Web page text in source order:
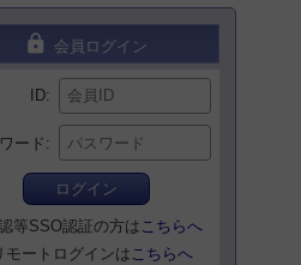
lock 会員ログイン
ID
ード
ログイン
等SSO認証の方は こちらへ
モートログインはこちらへ